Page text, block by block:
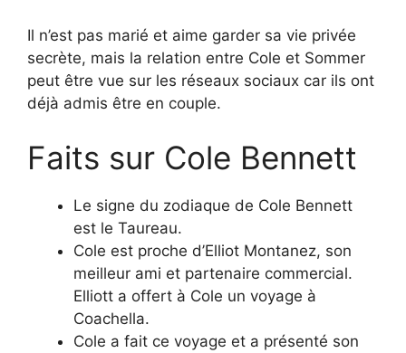
Il n’est pas marié et aime garder sa vie privée
secrète, mais la relation entre Cole et Sommer
peut être vue sur les réseaux sociaux car ils ont
déjà admis être en couple.
Faits sur Cole Bennett
Le signe du zodiaque de Cole Bennett
est le Taureau.
Cole est proche d’Elliot Montanez, son
meilleur ami et partenaire commercial.
Elliott a offert à Cole un voyage à
Coachella.
Cole a fait ce voyage et a présenté son